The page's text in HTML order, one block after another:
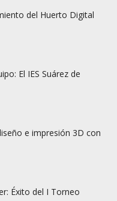
del Huerto Digital
El IES Suárez de
e impresión 3D con
Éxito del I Torneo